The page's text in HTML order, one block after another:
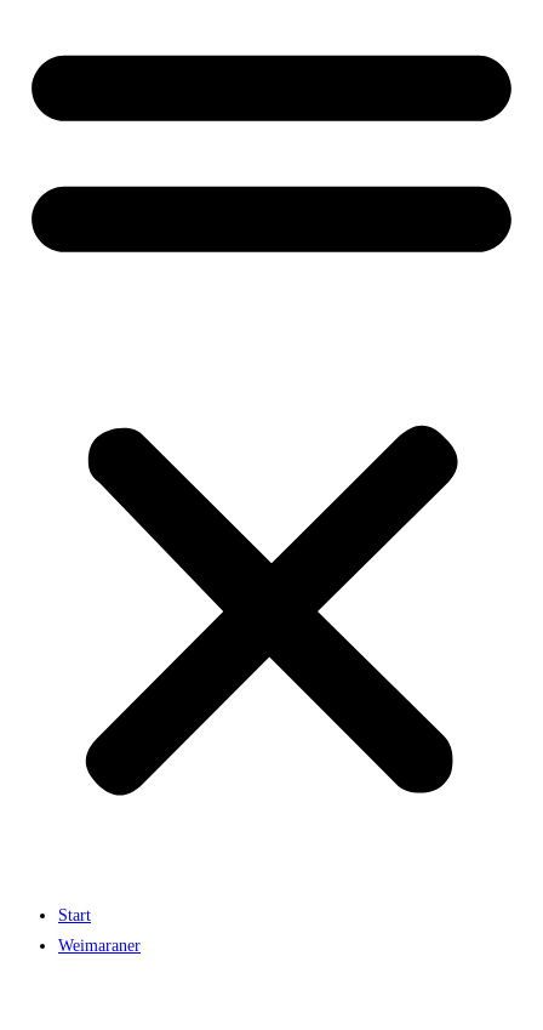
Start
Weimaraner